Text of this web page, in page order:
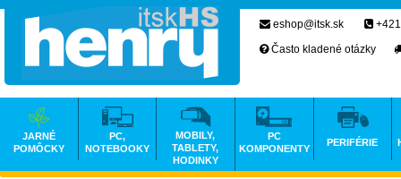
eshop@itsk.sk
Často kladené otázky
JARNÉ
POMÔCKY
PC,
NOTEBOOKY
MOBILY,
TABLETY,
HODINKY
PC
KOMPONENTY
PERIFÉRIE